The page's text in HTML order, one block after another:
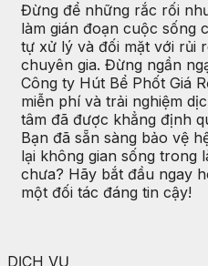
Đừng để những rắc rối
làm gián đoạn cuộc sống
tự xử lý và đối mặt với rủi
chuyên gia. Đừng ngần
Công ty Hút Bể Phốt Giá
miễn phí và trải nghiệm
tâm đã được khẳng định
Bạn đã sẵn sàng bảo vệ
lại không gian sống trong
chưa? Hãy bắt đầu ngay
một đối tác đáng tin cậy!
DỊCH VỤ